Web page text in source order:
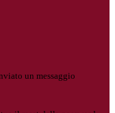
un messaggio